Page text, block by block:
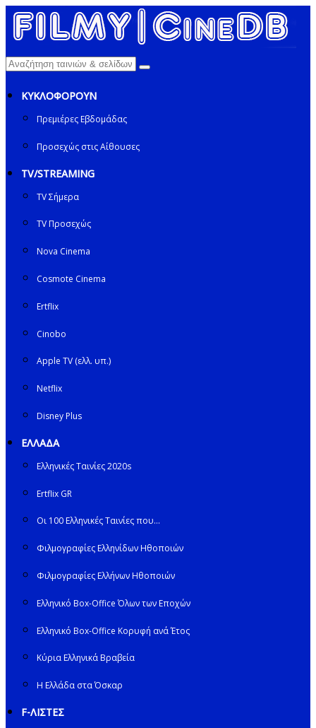
ΚΥΚΛΟΦΟΡΟΥΝ
Πρεμιέρες Εβδομάδας
Προσεχώς στις Αίθουσες
TV/STREAMING
TV Σήμερα
TV Προσεχώς
Nova Cinema
Cosmote Cinema
Ertflix
Cinobo
Apple TV (ελλ. υπ.)
Netflix
Disney Plus
ΕΛΛΑΔΑ
Ελληνικές Ταινίες 2020s
Ertflix GR
Οι 100 Ελληνικές Ταινίες που…
Φιλμογραφίες Ελληνίδων Ηθοποιών
Φιλμογραφίες Ελλήνων Ηθοποιών
Ελληνικό Box-Office Όλων των Εποχών
Ελληνικό Box-Office Κορυφή ανά Έτος
Κύρια Ελληνικά Βραβεία
Η Ελλάδα στα Όσκαρ
F-ΛΙΣΤΕΣ